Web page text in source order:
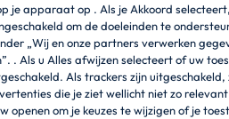
GROUP S.r.I. - een
KANTOREN: Via
je apparaat op . Als je Akkoord
om de doeleinden te
„Wij en onze partners verwerken
. Als u Alles afwijzen selecteert of uw
Als trackers zijn uitgeschakeld,
die je ziet wellicht niet zo
openen om je keuzes te wijzigen of je